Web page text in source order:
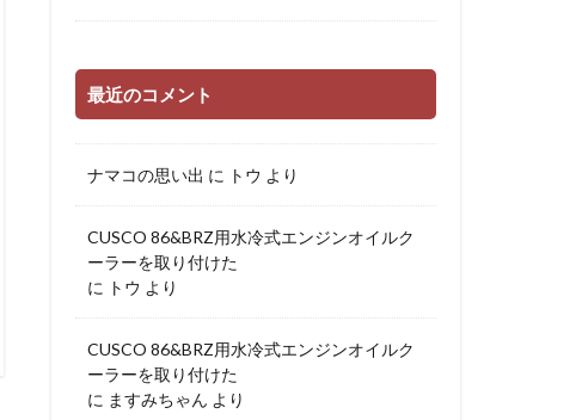
最近のコメント
ナマコの思い出 に トウ より
CUSCO 86&BRZ用水冷式エンジンオイルク
ーラーを取り付けた
に トウ より
CUSCO 86&BRZ用水冷式エンジンオイルク
ーラーを取り付けた
に ますみちゃん より